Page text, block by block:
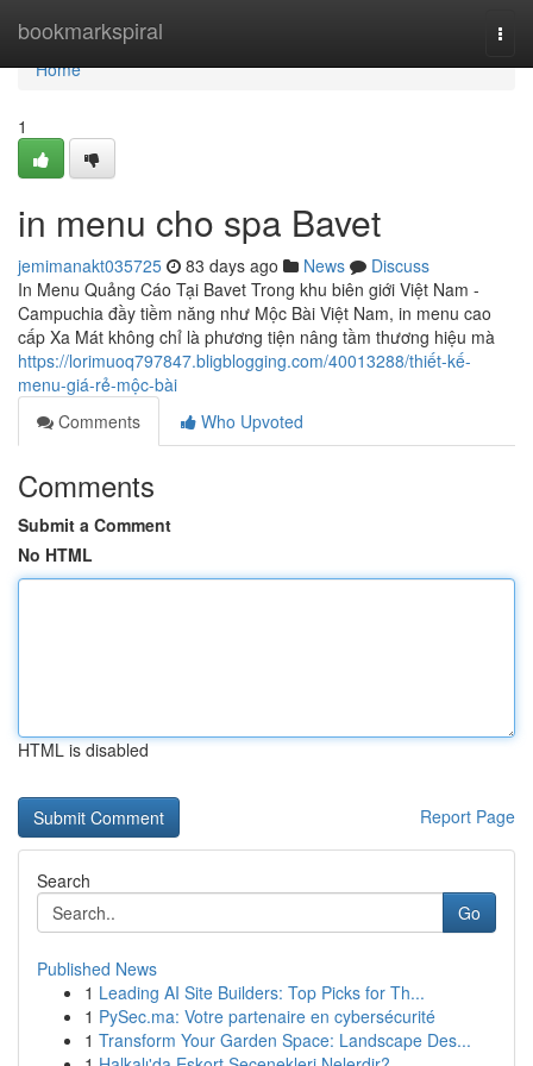
bookmarkspiral
Home
Home
1
in menu cho spa Bavet
jemimanakt035725 83 days ago News
Discuss
In Menu Quảng Cáo Tại Bavet Trong khu biên giới Việt Nam -
Campuchia đầy tiềm năng như Mộc Bài Việt Nam, in menu cao
cấp Xa Mát không chỉ là phương tiện nâng tầm thương hiệu mà
https://lorimuoq797847.bligblogging.com/40013288/thiết-kế-
menu-giá-rẻ-mộc-bài
Comments
Who Upvoted
Comments
Submit a Comment
No HTML
HTML is disabled
Report Page
Search
Go
Published News
1 Leading AI Site Builders: Top Picks for Th...
1 PySec.ma: Votre partenaire en cybersécurité
1 Transform Your Garden Space: Landscape Des...